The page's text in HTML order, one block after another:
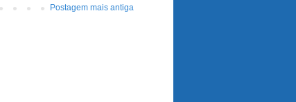
Postagem mais antiga